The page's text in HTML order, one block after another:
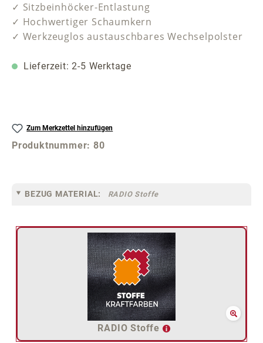
✓ Sitzbeinhöcker-Entlastung
✓ Hochwertiger Schaumkern
✓ Werkzeuglos austauschbares Wechselpolster
Lieferzeit: 2-5 Werktage
Zum Merkzettel hinzufügen
Produktnummer:80
BEZUG MATERIAL: RADIO Stoffe
RADIO Stoffe